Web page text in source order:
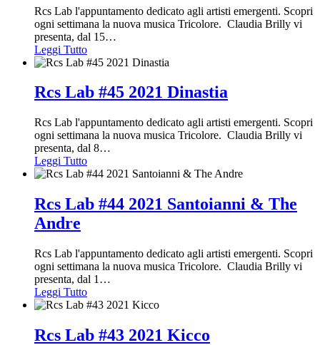
Rcs Lab l'appuntamento dedicato agli artisti emergenti. Scopri
ogni settimana la nuova musica Tricolore. Claudia Brilly vi
presenta, dal 15…
Leggi Tutto
Rcs Lab #45 2021 Dinastia
Rcs Lab l'appuntamento dedicato agli artisti emergenti. Scopri
ogni settimana la nuova musica Tricolore. Claudia Brilly vi
presenta, dal 8…
Leggi Tutto
Rcs Lab #44 2021 Santoianni & The
Andre
Rcs Lab l'appuntamento dedicato agli artisti emergenti. Scopri
ogni settimana la nuova musica Tricolore. Claudia Brilly vi
presenta, dal 1 …
Leggi Tutto
Rcs Lab #43 2021 Kicco